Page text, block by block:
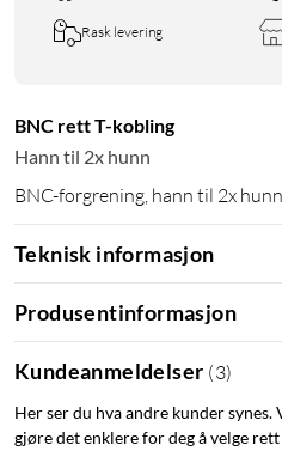
Rask levering
BNC rett T-kobling
Hann til 2x hunn
BNC-forgrening, hann til 2x hunn
Teknisk informasjon
Produsentinformasjon
Kundeanmeldelser (3)
Her ser du hva andre kunder
gjøre det enklere for deg å velge